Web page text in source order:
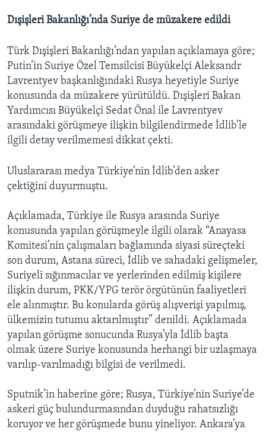
Dışişleri Bakanlığı’nda Suriye de müzakere edildi
Türk Dışişleri Bakanlığı’ndan yapılan açıklamaya göre;
Putin’in Suriye Özel Temsilcisi Büyükelçi Aleksandr
Lavrentyev başkanlığındaki Rusya heyetiyle Suriye
konusunda da müzakere yürütüldü. Dışişleri Bakan
Yardımcısı Büyükelçi Sedat Önal ile Lavrentyev
arasındaki görüşmeye ilişkin bilgilendirmede İdlib’le
ilgili detay verilmemesi dikkat çekti.
Uluslararası medya Türkiye’nin İdlib’den asker
çektiğini duyurmuştu.
Açıklamada, Türkiye ile Rusya arasında Suriye
konusunda yapılan görüşmeyle ilgili olarak “Anayasa
Komitesi’nin çalışmaları bağlamında siyasi süreçteki
son durum, Astana süreci, İdlib ve sahadaki gelişmeler,
Suriyeli sığınmacılar ve yerlerinden edilmiş kişilere
ilişkin durum, PKK/YPG terör örgütünün faaliyetleri
ele alınmıştır. Bu konularda görüş alışverişi yapılmış,
ülkemizin tutumu aktarılmıştır” denildi. Açıklamada
yapılan görüşme sonucunda Rusya’yla İdlib başta
olmak üzere Suriye konusunda herhangi bir uzlaşmaya
varılıp-varılmadığı bilgisi de verilmedi.
Sputnik’in haberine göre; Rusya, Türkiye’nin Suriye’de
askeri güç bulundurmasından duyduğu rahatsızlığı
koruyor ve her görüşmede bunu yineliyor. Ankara’ya